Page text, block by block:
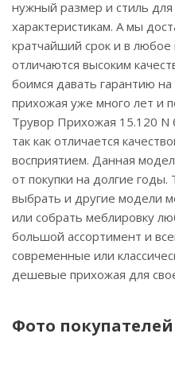
нужный размер и стиль
характеристикам. А мы
кратчайший срок и в
отличаются высоким
боимся давать гарантию
прихожая уже много лет и
Трувор Прихожая 15.120 N
так как отличается
восприятием. Данная
от покупки на долгие
выбрать и другие модели
или собрать меблировку
большой ассортимент и
современные или
дешевые прихожая для
Фото покупателей